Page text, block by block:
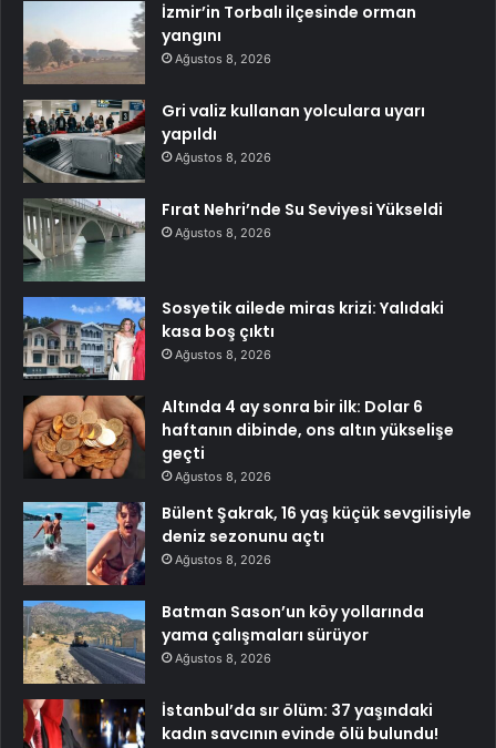
İzmir’in Torbalı ilçesinde orman
yangını
Ağustos 8, 2026
Gri valiz kullanan yolculara uyarı
yapıldı
Ağustos 8, 2026
Fırat Nehri’nde Su Seviyesi Yükseldi
Ağustos 8, 2026
Sosyetik ailede miras krizi: Yalıdaki
kasa boş çıktı
Ağustos 8, 2026
Altında 4 ay sonra bir ilk: Dolar 6
haftanın dibinde, ons altın yükselişe
geçti
Ağustos 8, 2026
Bülent Şakrak, 16 yaş küçük sevgilisiyle
deniz sezonunu açtı
Ağustos 8, 2026
Batman Sason’un köy yollarında
yama çalışmaları sürüyor
Ağustos 8, 2026
İstanbul’da sır ölüm: 37 yaşındaki
kadın savcının evinde ölü bulundu!